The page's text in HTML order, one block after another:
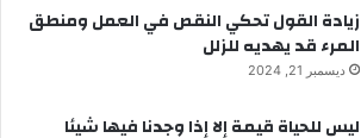
زيادة القول تحكي النقص في العمل ومنطق
المرء قد يهديه للزلل
ديسمبر 21, 2024
ليس للحياة قيمة إلا إذا وجدنا فيها شيئا